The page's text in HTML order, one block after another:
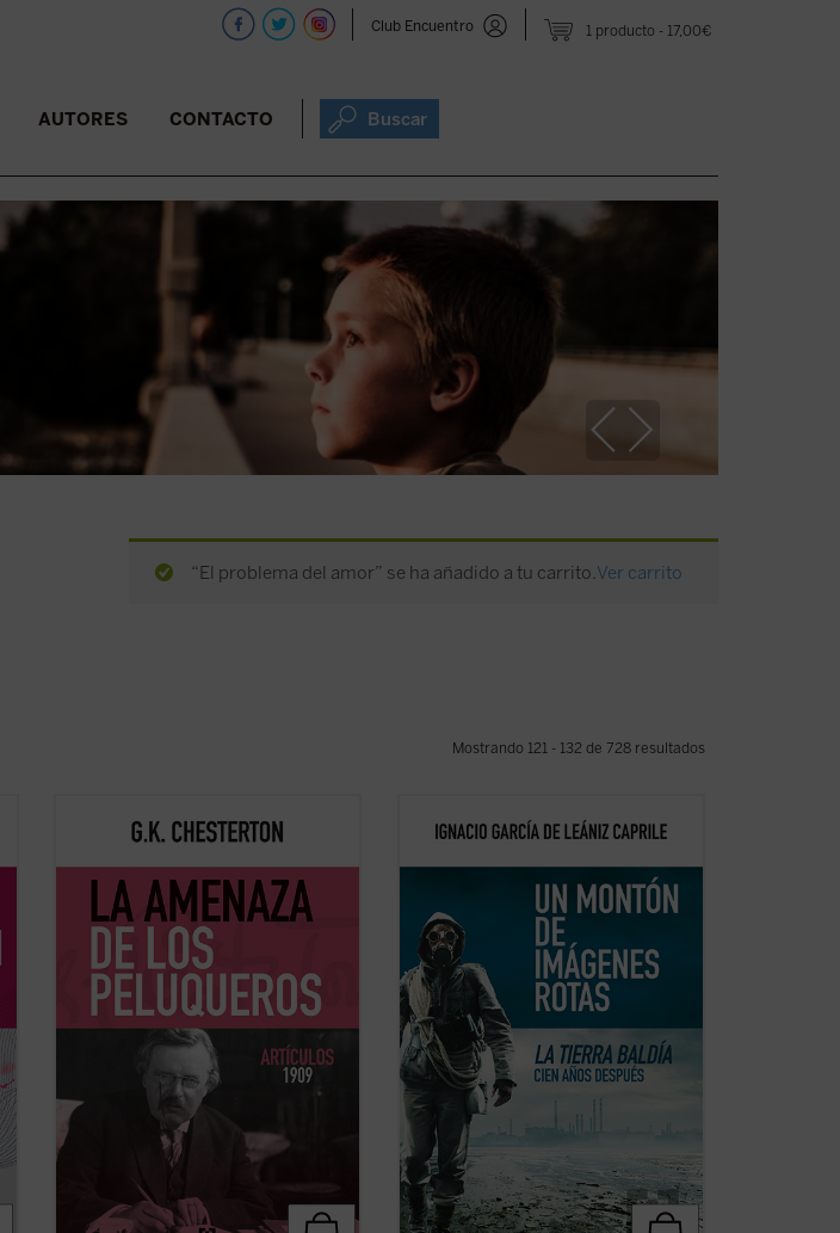
1 producto 17,00€
Club Encuentro
AUTORES CONTACTO Buscar
“El problema del amor” se ha añadido a tu carrito. Ver carrito
Mostrando 121 - 132 de 728 resultados
En colaboración con el Club Chesterton
presentamos este cuarto volumen de la
serie donde destacan artículos de los
más variopintos temas, desde la
literatura de Shakespeare, Bacon y la
poesía de Swinburne, ...
El libro supone una aproximación
considerándola como poema-candil que
alumbra posibles salidas del laberinto de
la modernidad terminal y susimágenes
rotas. Y constituye para nosotros un ...
(ver ficha)